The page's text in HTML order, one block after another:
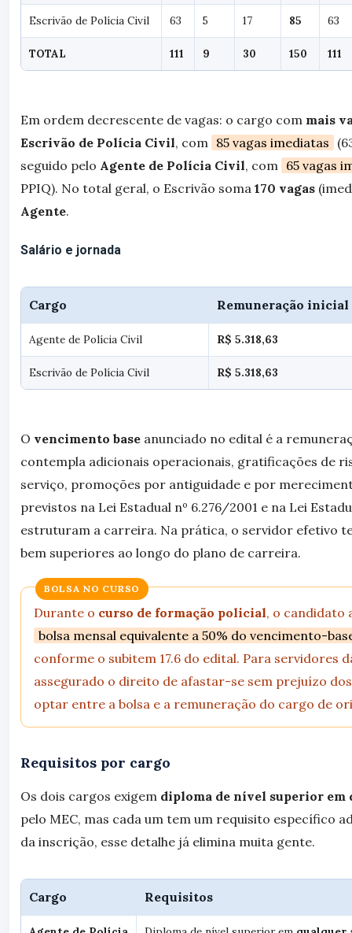
Escrivão de Polícia Civil 63 5 17 85 63
TOTAL 111 9 30 150 111
Em ordem decrescente de vagas: o cargo com mais
Escrivão de Polícia Civil, com 85 vagas imediatas
seguido pelo Agente de Polícia Civil, com 65 vagas
PPIQ). No total geral, o Escrivão soma 170 vagas
Agente.
Salário e jornada
Cargo Remuneração inicial
Agente de Polícia Civil R$ 5.318,63
Escrivão de Polícia Civil R$ 5.318,63
O vencimento base anunciado no edital é a
contempla adicionais operacionais, gratificações de
serviço, promoções por antiguidade e por
previstos na Lei Estadual nº 6.276/2001 e na Lei
estruturam a carreira. Na prática, o servidor efetivo
bem superiores ao longo do plano de carreira.
BOLSA NO CURSO
Durante o curso de formação policial, o candidato
bolsa mensal equivalente a 50% do vencimento-
conforme o subitem 17.6 do edital. Para servidores
assegurado o direito de afastar-se sem prejuízo
optar entre a bolsa e a remuneração do cargo de
Requisitos por cargo
Os dois cargos exigem diploma de nível superior em
pelo MEC, mas cada um tem um requisito específico
da inscrição, esse detalhe já elimina muita gente.
Cargo Requisitos